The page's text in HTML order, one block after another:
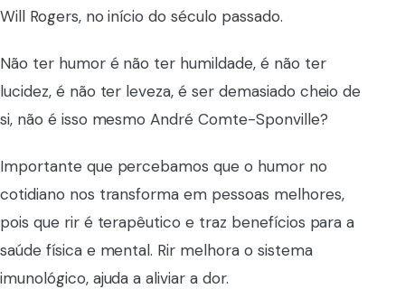
Will Rogers, no início do século passado.
Não ter humor é não ter humildade, é não ter
lucidez, é não ter leveza, é ser demasiado cheio de
si, não é isso mesmo André Comte-Sponville?
Importante que percebamos que o humor no
cotidiano nos transforma em pessoas melhores,
pois que rir é terapêutico e traz benefícios para a
saúde física e mental. Rir melhora o sistema
imunológico, ajuda a aliviar a dor.